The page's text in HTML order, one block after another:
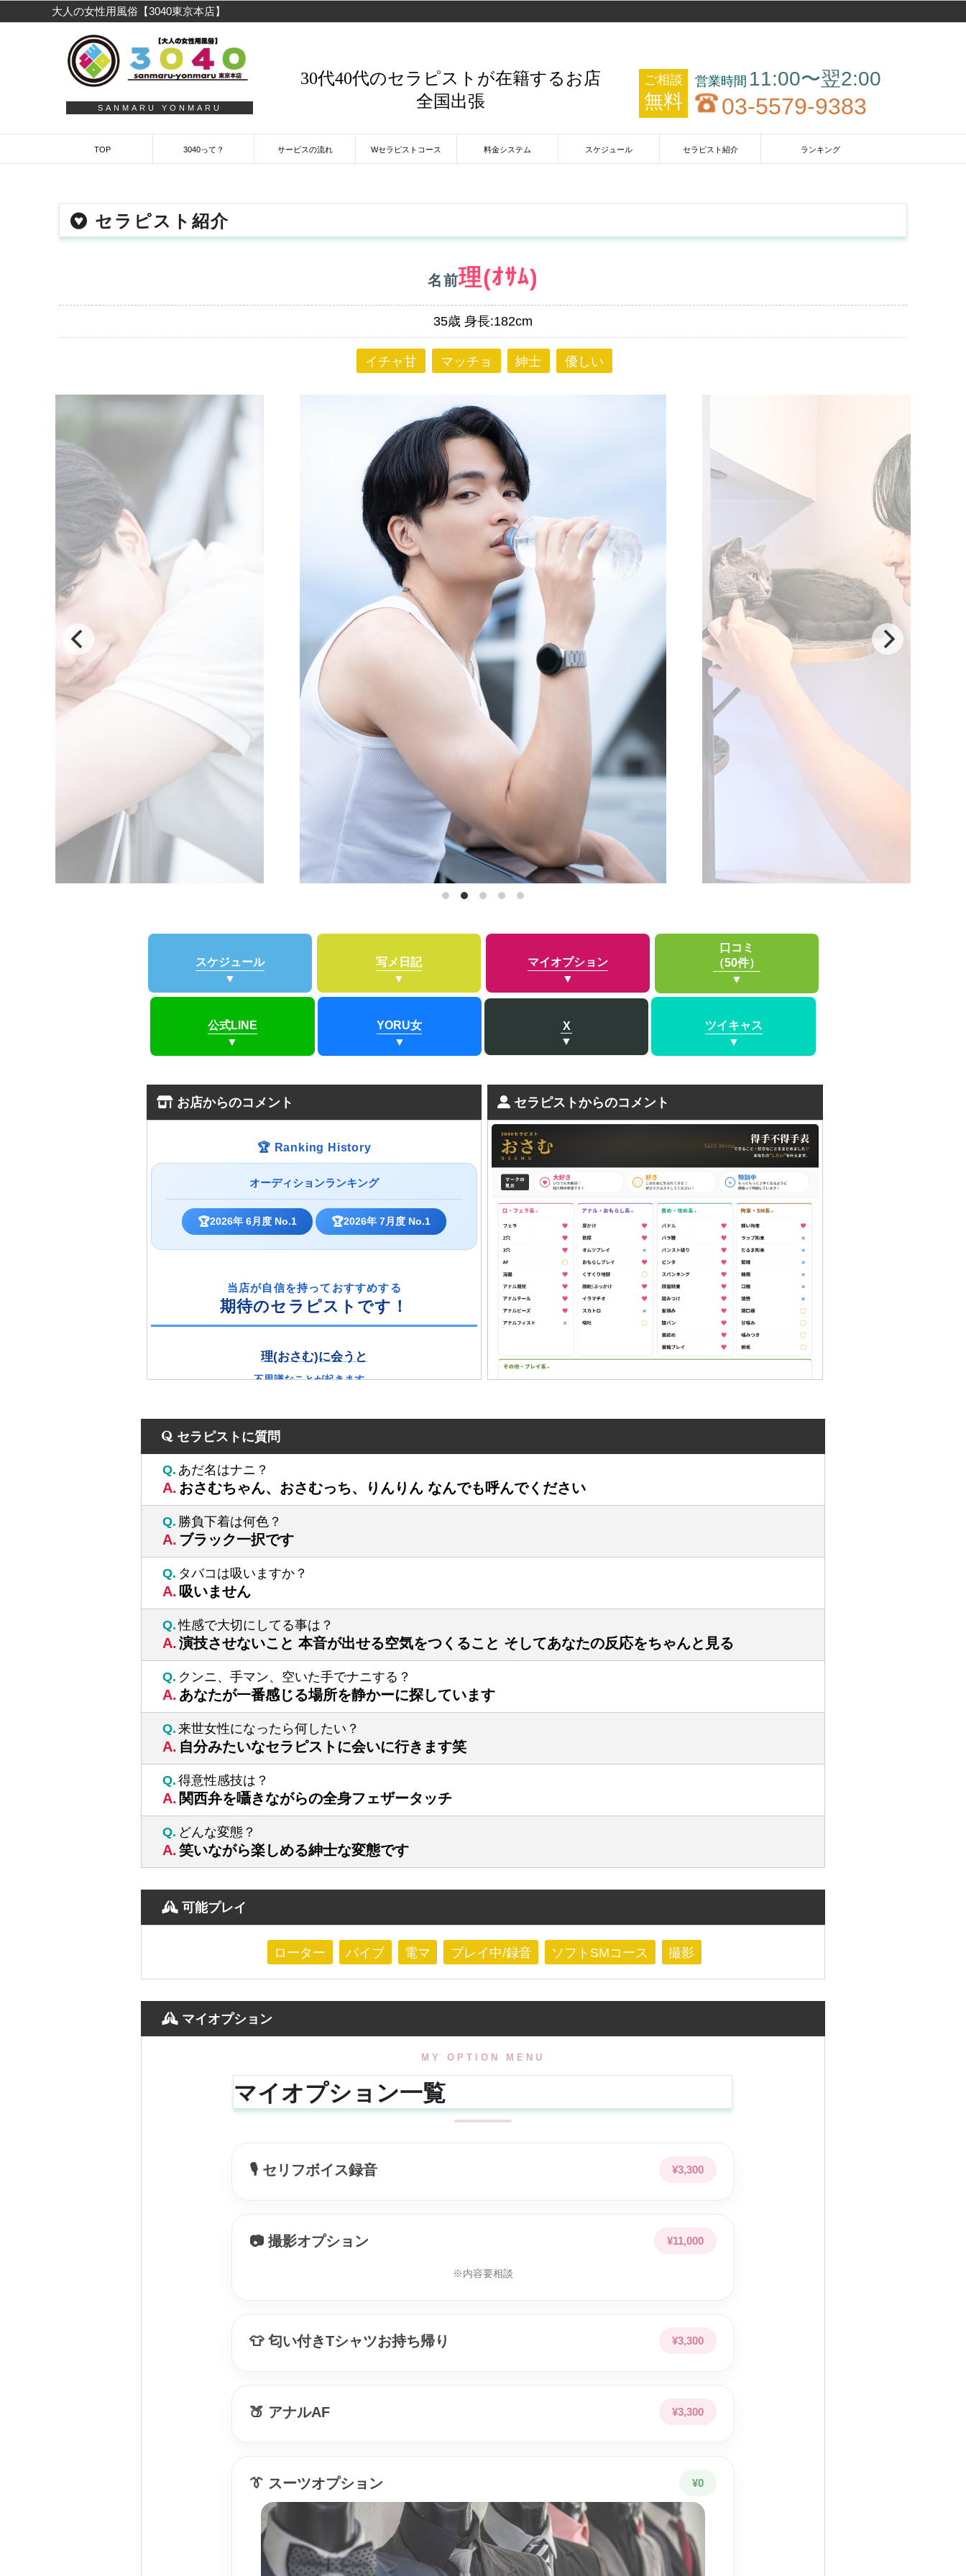
大人の女性用風俗【3040東京本店】
SANMARU YONMARU
30代40代のセラピストが在籍するお店
全国出張
ご相談
無料
11:00〜翌2:00
03-5579-9383
TOP 3040って？ サービスの流れ Wセラピストコース 料金システム スケジュール セラピスト紹介 ランキング
セラピスト紹介
名前理(ｵｻﾑ)
35歳 身長:182cm
イチャ甘 マッチョ 紳士 優しい
スケジュール 写メ日記 マイオプション
口コミ
（50件）
公式LINE YORU女 X ツイキャス
お店からのコメント
🏆 Ranking History
オーディションランキング
🏆2026年 6月度 No.1 🏆2026年 7月度 No.1
当店が自信を持っておすすめする
期待のセラピストです！
理(おさむ)に会うと
不思議なことが起きます。
初対面なのに
気づいたら全部話してしまっている
182cmの端正な顔立ちと
マッチョな体格で
近くにいるだけで
関西弁のゆるさ
柔らかい笑顔で
「こんな彼氏ならオープンにいける」
「距離の縮め方がうまく初めて会った感じがしなかった」
と大好評。
来てくださった方が
自然と心を開いてしまう
あなただけの特別な時間をお届けします。
ぜひおすすめしたいセラピストです！
セラピストからのコメント
ありがとうございます。
でもちゃんと
あなただけに向き合ってる
そんな時間を
身体の構造を熟知しています。
軽い圧からスタートして
オイルマッサージは
流します。
フェザータッチを織り交ぜながら
緩急をつけて
そしてファンタジーマッサージ
2人だけの特別な時間 にしましょう
セラピストに質問
あだ名はナニ？
おさむちゃん、おさむっち、りんりん なんでも呼んでください
勝負下着は何色？
ブラック一択です
タバコは吸いますか？
吸いません
性感で大切にしてる事は？
演技させないこと 本音が出せる空気をつくること そしてあなたの反応をちゃんと見る
クンニ、手マン、空いた手でナニする？
あなたが一番感じる場所を静かーに探しています
来世女性になったら何したい？
自分みたいなセラピストに会いに行きます笑
得意性感技は？
関西弁を囁きながらの全身フェザータッチ
どんな変態？
笑いながら楽しめる紳士な変態です
可能プレイ
ローター バイブ 電マ プレイ中/録音 ソフトSMコース 撮影
マイオプション
MY OPTION MENU
マイオプション一覧
🎙 セリフボイス録音 ¥3,300
📷 撮影オプション ¥11,000
※内容要相談
👕 匂い付きTシャツお持ち帰り ¥3,300
🍑 アナルAF ¥3,300
👔 スーツオプション ¥0